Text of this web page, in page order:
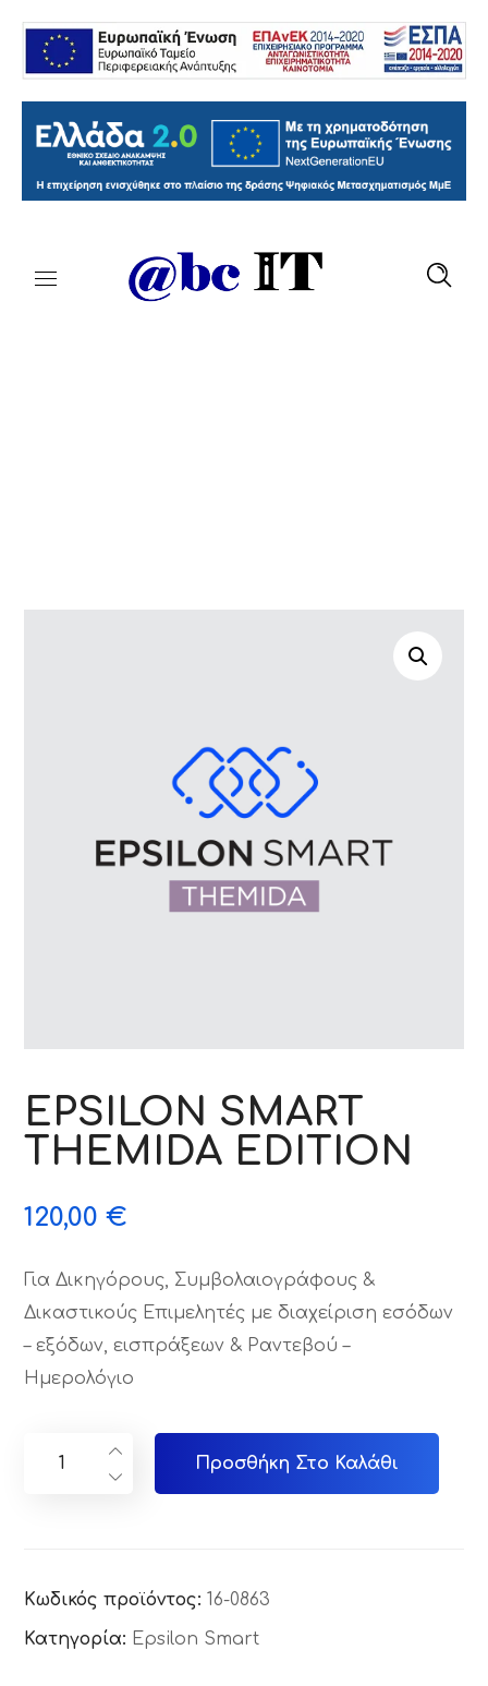
EPSILON SMART
THEMIDA EDITION
120,00€
Για Δικηγόρους, Συμβολαιογράφους &
Δικαστικούς Επιμελητές με διαχείριση εσόδων
– εξόδων, εισπράξεων & Ραντεβού –
Ημερολόγιο
Προσθήκη Στο Καλάθι
Κωδικός προϊόντος:16-0863
Κατηγορία: Epsilon Smart